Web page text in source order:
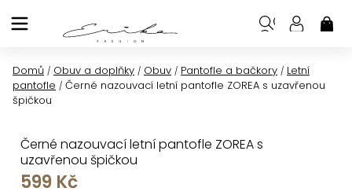
na
Domů / Obuv a doplňky / Obuv / Pantofle a bačkory / Letní
pantofle / Černé nazouvací letní pantofle ZOREA s uzavřenou
špičkou
Černé nazouvací letní pantofle ZOREA s
uzavřenou špičkou
599 Kč